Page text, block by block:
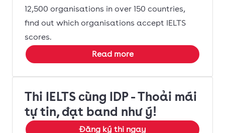
12,500 organisations in over 150 countries,
find out which organisations accept IELTS
scores.
Read more
Thi IELTS cùng IDP - Thoải mái
tự tin, đạt band như ý!
Đăng ký thi ngay